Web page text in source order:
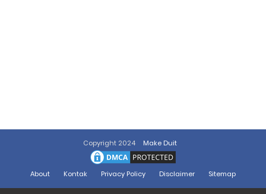
Copyright 2024 Make Duit
About Kontak Privacy Policy Disclaimer Sitemap